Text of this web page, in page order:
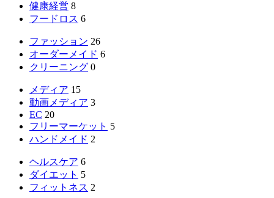
健康経営 8
フードロス 6
ファッション 26
オーダーメイド 6
クリーニング 0
メディア 15
動画メディア 3
EC 20
フリーマーケット 5
ハンドメイド 2
ヘルスケア 6
ダイエット 5
フィットネス 2